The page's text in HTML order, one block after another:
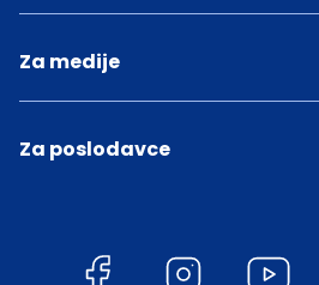
Za medije
Za poslodavce